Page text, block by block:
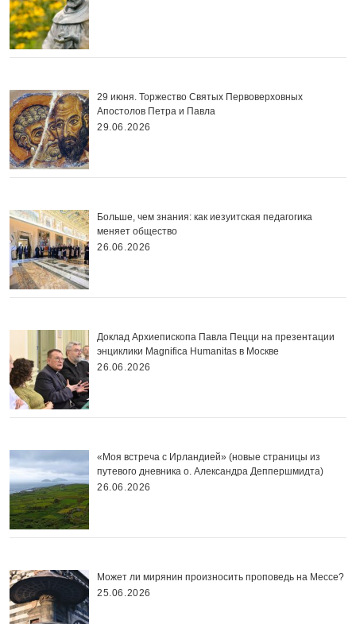
29 июня. Торжество Святых Первоверховных
Апостолов Петра и Павла
29.06.2026
Больше, чем знания: как иезуитская педагогика
меняет общество
26.06.2026
Доклад Архиепископа Павла Пецци на презентации
энциклики Magnifica Нumanitas в Москве
26.06.2026
«Моя встреча с Ирландией» (новые страницы из
путевого дневника о. Александра Деппершмидта)
26.06.2026
Может ли мирянин произносить проповедь на Мессе?
25.06.2026